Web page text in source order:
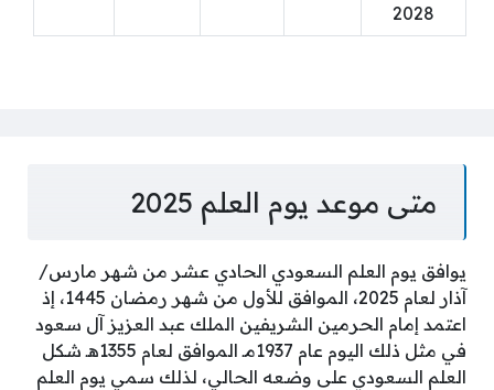
2028
متى موعد يوم العلم 2025
يوافق يوم العلم السعودي الحادي عشر من شهر مارس/
آذار لعام 2025، الموافق للأول من شهر رمضان 1445، إذ
اعتمد إمام الحرمين الشريفين الملك عبد العزيز آل سعود
في مثل ذلك اليوم عام 1937مـ الموافق لعام 1355هـ شكل
العلم السعودي على وضعه الحالي، لذلك سمي يوم العلم